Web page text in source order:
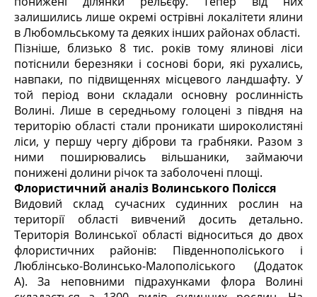
залишились лише окремі острівні локалітети ялини
в Любомльському та деяких інших районах області.
Пізніше, близько 8 тис. років тому ялинові ліси
потіснили березняки і соснові бори, які рухались,
навпаки, по підвищеннях місцевого ландшафту. У
той період вони складали основну рослинність
Волині. Лише в середньому голоцені з півдня на
територію області стали проникати широколистяні
ліси, у першу чергу діброви та грабняки. Разом з
ними поширювались вільшаники, займаючи
понижені долини річок та заболочені площі.
Флористичний аналіз Волинського Полісся
Видовий склад сучасних судинних рослин на
території області вивчений досить детально.
Територія Волинської області відноситься до двох
флористичних районів: Південнополіського і
Люблінсько-Волинсько-Малополіського (Додаток
А). За неповними підрахунками флора Волині